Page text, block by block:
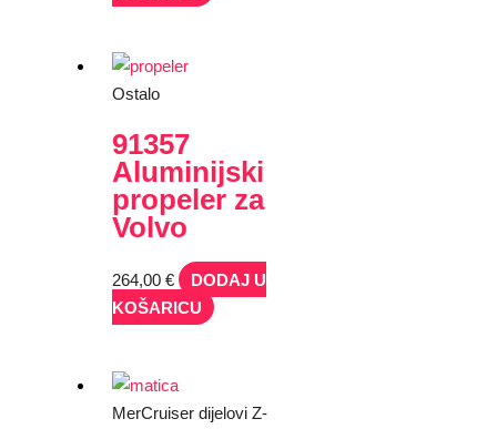
Ostalo
91357
Aluminijski
propeler za
Volvo
264,00€
DODAJ U
KOŠARICU
MerCruiser dijelovi Z-